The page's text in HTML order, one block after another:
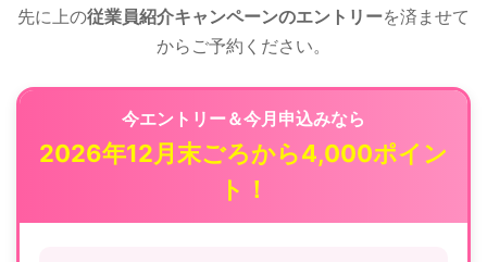
先に上の従業員紹介キャンペーンのエントリーを済ませて
からご予約ください。
今エントリー＆今月申込みなら
2026年12月末ごろから4,000ポイン
ト！